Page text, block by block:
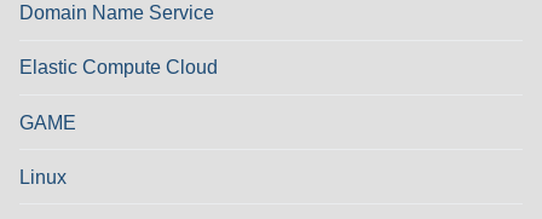
Domain Name Service
Elastic Compute Cloud
GAME
Linux